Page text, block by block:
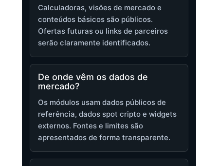
Calculadoras, visões de mercado e
conteúdos básicos são públicos.
Ofertas futuras ou links de parceiros
serão claramente identificados.
De onde vêm os dados de
mercado?
Os módulos usam dados públicos de
referência, dados spot cripto e widgets
externos. Fontes e limites são
apresentados de forma transparente.